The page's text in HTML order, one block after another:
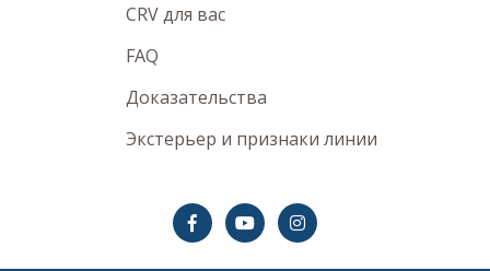
CRV для вас
FAQ
Доказательства
Экстерьер и признаки линии